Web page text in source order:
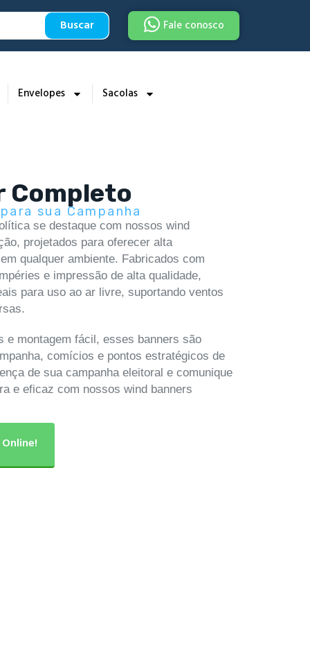
Buscar Fale conosco
Envelopes Sacolas
Completo
sua Campanha
se destaque com nossos wind
projetados para oferecer alta
qualquer ambiente. Fabricados com
e impressão de alta qualidade,
para uso ao ar livre, suportando ventos
e montagem fácil, esses banners são
comícios e pontos estratégicos de
de sua campanha eleitoral e comunique
e eficaz com nossos wind banners